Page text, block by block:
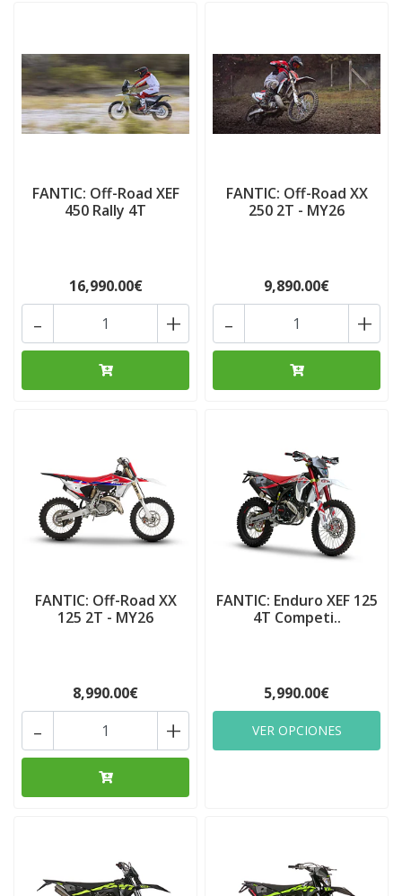
FANTIC: Off-Road XEF
450 Rally 4T
16,990.00€
+
-
FANTIC: Off-Road XX
250 2T - MY26
9,890.00€
+
-
FANTIC: Off-Road XX
125 2T - MY26
8,990.00€
+
-
FANTIC: Enduro XEF 125
4T Competi..
5,990.00€
VER OPCIONES